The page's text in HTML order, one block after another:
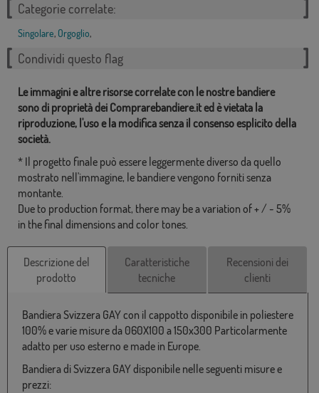
Categorie correlate:
Singolare, Orgoglio,
Condividi questo flag
Le immagini e altre risorse correlate con le nostre bandiere
sono di proprietà dei Comprarebandiere.it ed è vietata la
riproduzione, l'uso e la modifica senza il consenso esplicito della
società.
* Il progetto finale può essere leggermente diverso da quello
mostrato nell'immagine, le bandiere vengono forniti senza
montante.
Due to production format, there may be a variation of + / - 5%
in the final dimensions and color tones.
Descrizione del
prodotto
Caratteristiche
tecniche
Recensioni dei
clienti
Bandiera Svizzera GAY con il cappotto disponibile in poliestere
100% e varie misure da 060X100 a 150x300 Particolarmente
adatto per uso esterno e made in Europe.
Bandiera di Svizzera GAY disponibile nelle seguenti misure e
prezzi: